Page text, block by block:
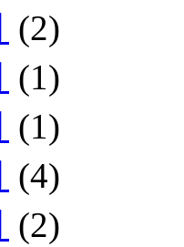
(2)
(1)
(1)
(4)
(2)